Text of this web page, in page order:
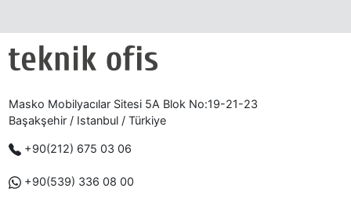
Masko Mobilyacılar Sitesi 5A Blok No:19-21-23
Başakşehir / Istanbul / Türkiye
+90(212) 675 03 06
+90(539) 336 08 00